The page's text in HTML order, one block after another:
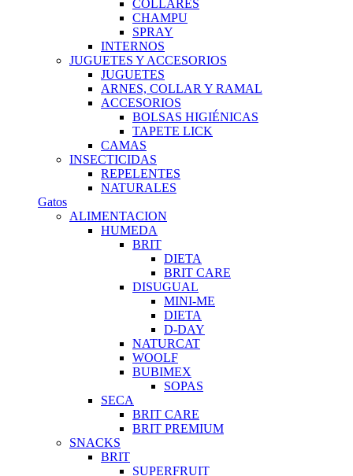
COLLARES
CHAMPU
SPRAY
INTERNOS
JUGUETES Y ACCESORIOS
JUGUETES
ARNES, COLLAR Y RAMAL
ACCESORIOS
BOLSAS HIGIÉNICAS
TAPETE LICK
CAMAS
INSECTICIDAS
REPELENTES
NATURALES
Gatos
ALIMENTACION
HUMEDA
BRIT
DIETA
BRIT CARE
DISUGUAL
MINI-ME
DIETA
D-DAY
NATURCAT
WOOLF
BUBIMEX
SOPAS
SECA
BRIT CARE
BRIT PREMIUM
SNACKS
BRIT
SUPERFRUIT